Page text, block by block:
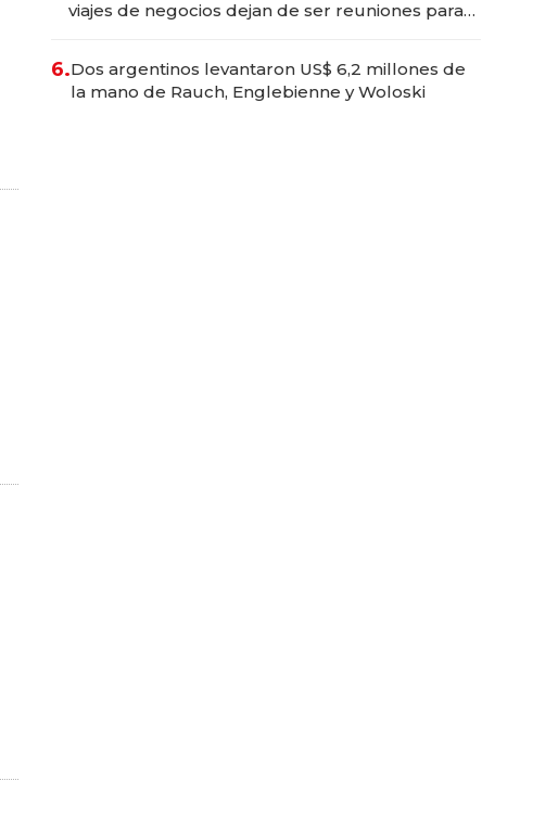
viajes de negocios dejan de ser reuniones para
6.Dos argentinos levantaron US$ 6,2 millones de
la mano de Rauch, Englebienne y Woloski